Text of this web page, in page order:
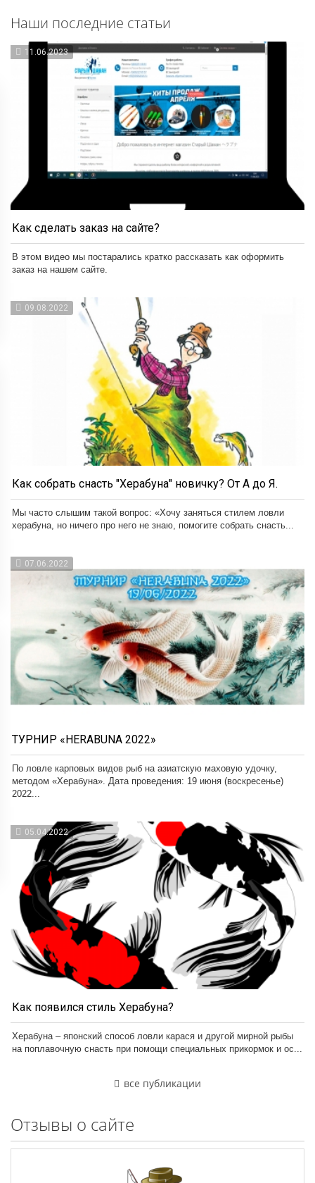
Наши последние статьи
11.06.2023
Как сделать заказ на сайте?
В этом видео мы постарались кратко рассказать как оформить
заказ на нашем сайте.
09.08.2022
Как собрать снасть "Херабуна" новичку? От А до Я.
Мы часто слышим такой вопрос: «Хочу заняться стилем ловли
херабуна, но ничего про него не знаю, помогите собрать снасть...
07.06.2022
ТУРНИР «HERABUNA 2022»
По ловле карповых видов рыб на азиатскую маховую удочку,
методом «Херабуна». Дата проведения: 19 июня (воскресенье)
2022...
05.04.2022
Как появился стиль Херабуна?
Херабуна – японский способ ловли карася и другой мирной рыбы
на поплавочную снасть при помощи специальных прикормок и ос...
все публикации
Отзывы о сайте